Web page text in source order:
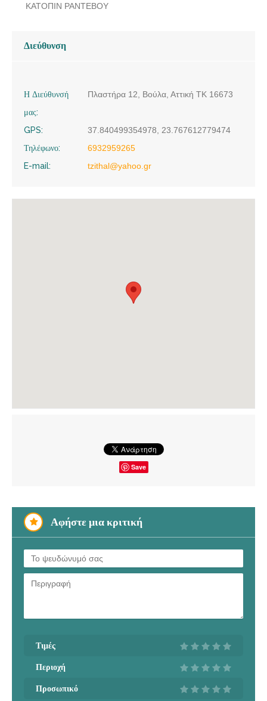
ΚΑΤΟΠΙΝ ΡΑΝΤΕΒΟΥ
Διεύθυνση
Η Διεύθυνσή
μας:
Πλαστήρα 12, Βούλα, Αττική ΤΚ 16673
GPS:
37.840499354978, 23.767612779474
Τηλέφωνο:
6932959265
E-mail:
tzithal@yahoo.gr
Save
Αφήστε μια κριτική
Τιμές
Περιοχή
Προσωπικό